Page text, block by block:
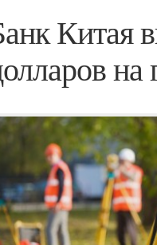
Китая
на